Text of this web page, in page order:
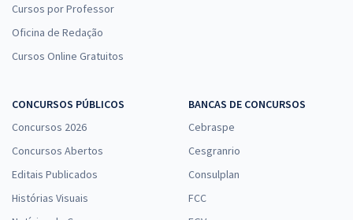
Cursos por Professor
Oficina de Redação
Cursos Online Gratuitos
CONCURSOS PÚBLICOS
Concursos 2026
Concursos Abertos
Editais Publicados
Histórias Visuais
BANCAS DE CONCURSOS
Cebraspe
Cesgranrio
Consulplan
FCC